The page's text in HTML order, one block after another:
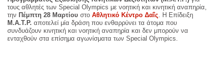
τους αθλητές των Special Olympics με νοητική και κινητική αναπηρία,
την Πέμπτη 28 Μαρτίου στο Αθλητικό Κέντρο Δαΐς. Η Επίδειξη
M.A.T.P. αποτελεί μία δράση που ενθαρρύνει τα άτομα που
συνδυάζουν κινητική και νοητική αναπηρία και δεν μπορούν να
ενταχθούν στα επίσημα αγωνίσματα των Special Olympics.